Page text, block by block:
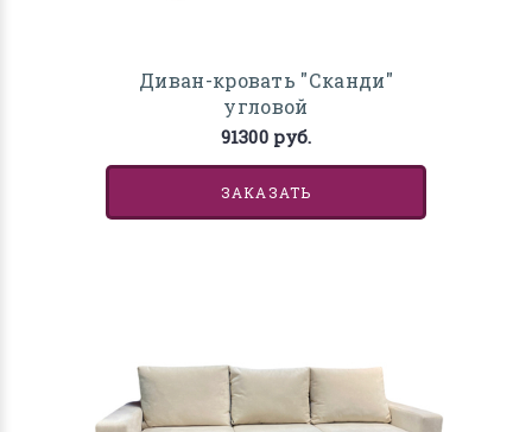
Диван-кровать "Сканди"
угловой
91300 руб.
ЗАКАЗАТЬ